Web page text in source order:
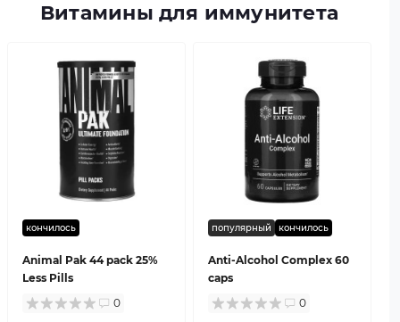
Витамины для иммунитета
кончилось
Animal Pak 44 pack 25%
Less Pills
0
популярный кончилось
Anti-Alcohol Complex 60
caps
0